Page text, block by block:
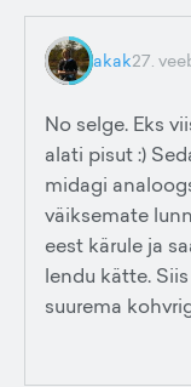
akak27.
No selge. Eks
alati pisut :)
midagi
väiksemate
eest kärule ja
lendu kätte.
suurema